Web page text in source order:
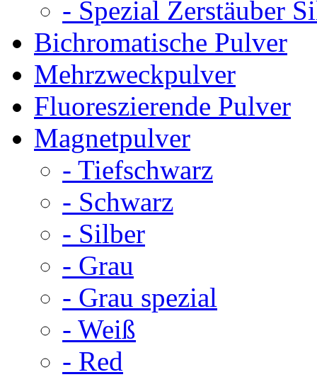
- Spezial Zerstäuber
Bichromatische Pulver
Mehrzweckpulver
Fluoreszierende Pulver
Magnetpulver
- Tiefschwarz
- Schwarz
- Silber
- Grau
- Grau spezial
- Weiß
- Red